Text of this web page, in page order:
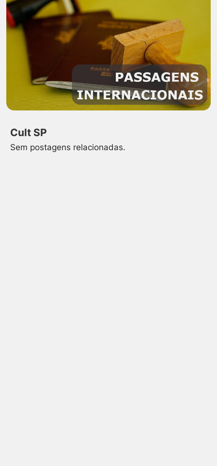
Cult SP
Sem postagens relacionadas.